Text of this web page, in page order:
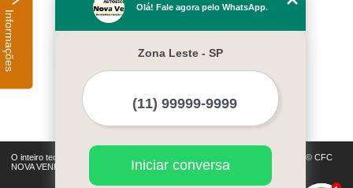
Home
Mapa do site
O inteiro teor deste site está sujeito à proteção de direitos autorais. Copyright© CFC
NOVA VENEZA (Lei 9610 de 19/02/1998)
Olá! Fale agora pelo WhatsApp.
Zona Leste - SP
Iniciar conversa
Informações